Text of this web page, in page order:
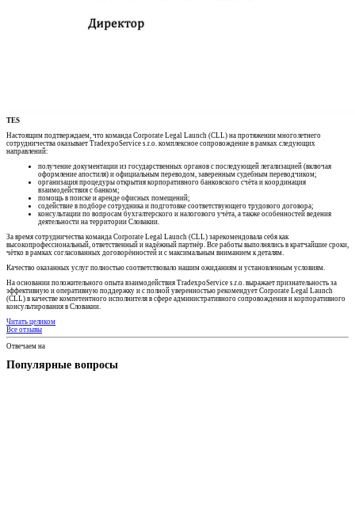
TES
Настоящим подтверждаем, что команда Corporate Legal Launch (CLL) на протяжении многолетнего
сотрудничества оказывает TradexpoService s.r.o. комплексное сопровождение в рамках следующих
направлений:
получение документации из государственных органов с последующей легализацией (включая
оформление апостиля) и официальным переводом, заверенным судебным переводчиком;
организация процедуры открытия корпоративного банковского счёта и координация
взаимодействия с банком;
помощь в поиске и аренде офисных помещений;
содействие в подборе сотрудника и подготовке соответствующего трудового договора;
консультации по вопросам бухгалтерского и налогового учёта, а также особенностей ведения
деятельности на территории Словакии.
За время сотрудничества команда Corporate Legal Launch (CLL) зарекомендовала себя как
высокопрофессиональный, ответственный и надёжный партнёр. Все работы выполнялись в кратчайшие сроки,
чётко в рамках согласованных договорённостей и с максимальным вниманием к деталям.
Качество оказанных услуг полностью соответствовало нашим ожиданиям и установленным условиям.
На основании положительного опыта взаимодействия TradexpoService s.r.o. выражает признательность за
эффективную и оперативную поддержку и с полной уверенностью рекомендует Corporate Legal Launch
(CLL) в качестве компетентного исполнителя в сфере административного сопровождения и корпоративного
консультирования в Словакии.
Читать целиком
Все отзывы
Отвечаем на
Популярные вопросы